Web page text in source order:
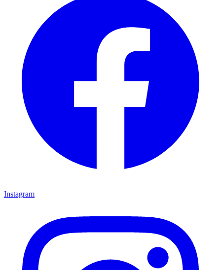
Instagram